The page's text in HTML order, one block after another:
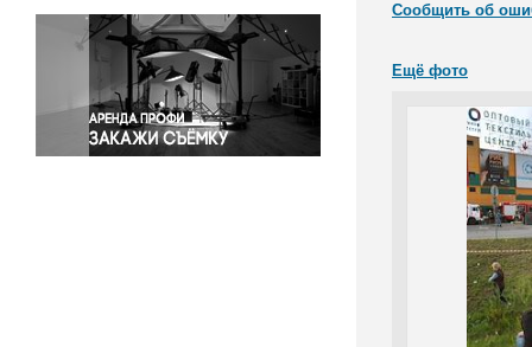
Светская жизнь
Спорт
Экология
Экономика и бизнес
Сообщить об
Ещё фото